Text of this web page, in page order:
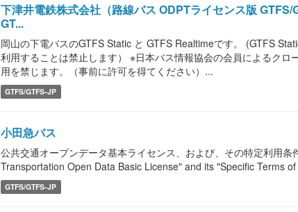
下津井電鉄株式会社（路線バス ODPTライセンス版
GT...
岡山の下電バスのGTFS Static と GTFS Realtimeです。 (GTFS
利用することは禁止します） ※日本バス情報協会の会員によるク
用を禁じます。（事前に許可を得てください）...
GTFS/GTFS-JP
小田急バス
公共交通オープンデータ基本ライセンス、および、その特定利用
Transportation Open Data Basic License" and its "Specific Terms
GTFS/GTFS-JP